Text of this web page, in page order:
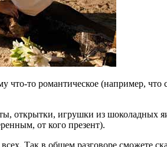
то романтическое (например, что
открытки, игрушки из шоколадных
от кого презент).